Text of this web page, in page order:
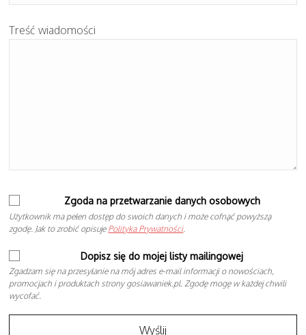
Treść wiadomości
Zgoda na przetwarzanie danych osobowych
Użytkownik ma pełen dostęp do swoich danych i może cofnąć powyższą
zgodę. Jak to zrobić opisuje Polityka Prywatności.
Dopisz się do mojej listy mailingowej
Zgadzam się na przesyłanie na mój adres e-mail informacji o nowościach,
promocjach i produktach strony gosiawaniek.pl. Zgodę mogę w każdej chwili
wycofać.